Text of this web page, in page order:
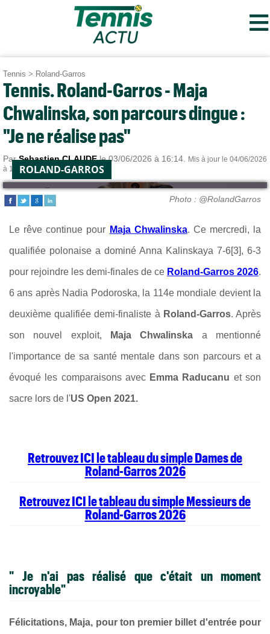
≡
Tennis > Roland-Garros
Tennis. Roland-Garros - Maja
Chwalinska, son parcours dingue :
"Je ne réalise pas"
ParSebastien CLAUDEle 03/06/2026 à 16:14.
Mis à jour le 04/06/2026
à 11:30.ROLAND-GARROS
Photo : @RolandGarros
Le rêve continue pour Maja Chwalinska. Ce mercredi, la
qualifiée polonaise a dominé Anna Kalinskaya 7-6[3], 6-3
pour rejoindre les demi-finales de ce Roland-Garros 2026.
6 ans après Nadia Podoroska, la 114e mondiale devient la
deuxième qualifiée demi-finaliste à Roland-Garros. Après
son nouvel exploit, Maja Chwalinska a mentionné
l'importance de sa santé mentale dans son parcours et a
évoqué les comparaisons avec Emma Raducanu et son
sacre lors de l'US Open 2021.
Retrouvez ICI le tableau du simple Dames de
Roland-Garros 2026
Retrouvez ICI le tableau du simple Messieurs de
Roland-Garros 2026
" Je n'ai pas réalisé que c'était un moment
incroyable"
Félicitations, Maja, pour ton premier billet d'entrée pour